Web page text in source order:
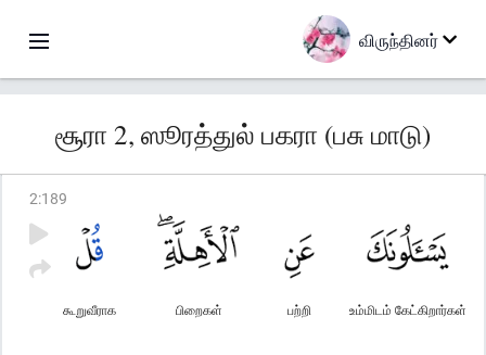
விருந்தினர்
சூரா 2, ஸூரத்துல் பகரா (பசு மாடு)
2:189
உம்மிடம் கேட்கிறார்கள்
பற்றி
பிறைகள்
கூறுவீராக